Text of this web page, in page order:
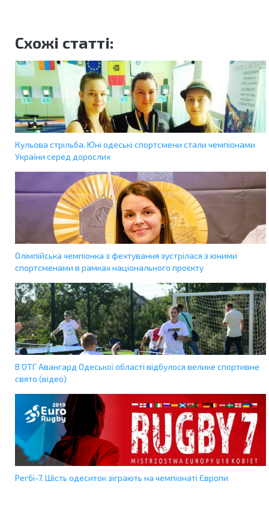
Схожі статті:
Кульова стрільба. Юні одеські спортсмени стали чемпіонами
України серед дорослих
Олімпійська чемпіонка з фехтування зустрілася з юними
спортсменами в рамках національного проєкту
В ОТГ Авангард Одеської області відбулося велике спортивне
свято (відео)
Регбі-7. Шість одеситок зіграють на чемпіонаті Європи